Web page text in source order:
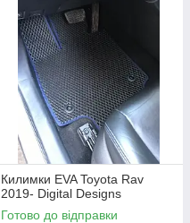
Килимки EVA Toyota Rav
2019- Digital Designs
Готово до відправки